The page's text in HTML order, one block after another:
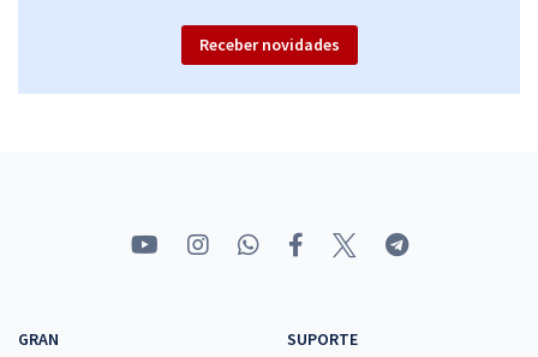
Receber novidades
GRAN
SUPORTE